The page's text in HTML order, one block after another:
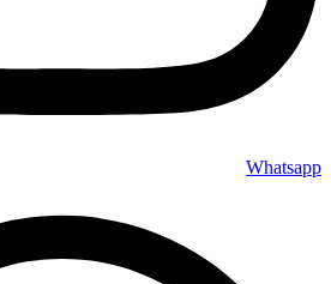
Whatsapp